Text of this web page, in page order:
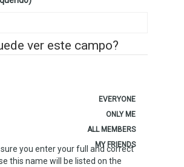
ver este campo?
EVERYONE
ONLY ME
ALL MEMBERS
MY FRIENDS
you enter your full and correct
this name will be listed on the